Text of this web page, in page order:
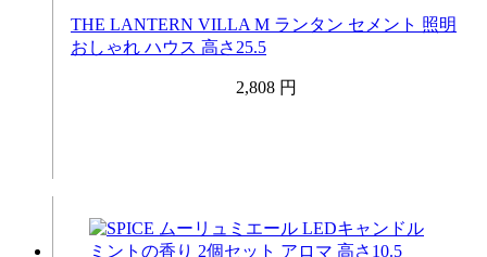
THE LANTERN VILLA M ランタン セメント 照明
おしゃれ ハウス 高さ25.5
2,808 円